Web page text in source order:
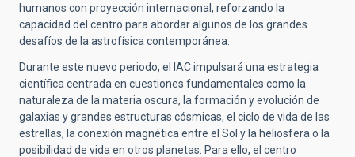
humanos con proyección internacional, reforzando la
capacidad del centro para abordar algunos de los grandes
desafíos de la astrofísica contemporánea.
Durante este nuevo periodo, el IAC impulsará una estrategia
científica centrada en cuestiones fundamentales como la
naturaleza de la materia oscura, la formación y evolución de
galaxias y grandes estructuras cósmicas, el ciclo de vida de las
estrellas, la conexión magnética entre el Sol y la heliosfera o la
posibilidad de vida en otros planetas. Para ello, el centro